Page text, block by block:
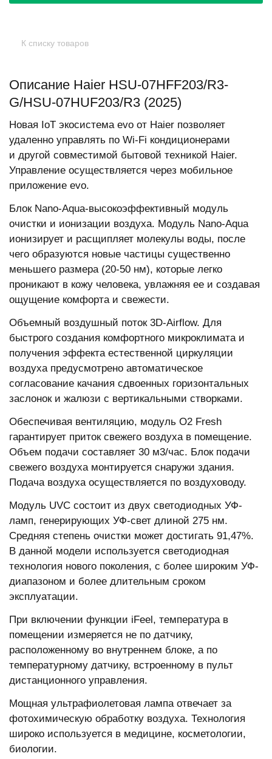
К списку товаров
Описание Haier HSU-07HFF203/R3-
G/HSU-07HUF203/R3 (2025)
Новая IoT экосистема evo от Haier позволяет
удаленно управлять по Wi-Fi кондиционерами
и другой совместимой бытовой техникой Haier.
Управление осуществляется через мобильное
приложение evo.
Блок Nano-Aqua-высокоэффективный модуль
очистки и ионизации воздуха. Модуль Nano-Aqua
ионизирует и расщипляет молекулы воды, после
чего образуются новые частицы существенно
меньшего размера (20-50 нм), которые легко
проникают в кожу человека, увлажняя ее и создавая
ощущение комфорта и свежести.
Объемный воздушный поток 3D-Airflow. Для
быстрого создания комфортного микроклимата и
получения эффекта естественной циркуляции
воздуха предусмотрено автоматическое
согласование качания сдвоенных горизонтальных
заслонок и жалюзи с вертикальными створками.
Обеспечивая вентиляцию, модуль O2 Fresh
гарантирует приток свежего воздуха в помещение.
Объем подачи составляет 30 м3/час. Блок подачи
свежего воздуха монтируется снаружи здания.
Подача воздуха осуществляется по воздуховоду.
Модуль UVC состоит из двух светодиодных УФ-
ламп, генерирующих УФ-свет длиной 275 нм.
Средняя степень очистки может достигать 91,47%.
В данной модели используется светодиодная
технология нового поколения, с более широким УФ-
диапазоном и более длительным сроком
эксплуатации.
При включении функции iFeel, температура в
помещении измеряется не по датчику,
расположенному во внутреннем блоке, а по
температурному датчику, встроенному в пульт
дистанционного управления.
Мощная ультрафиолетовая лампа отвечает за
фотохимическую обработку воздуха. Технология
широко используется в медицине, косметологии,
биологии.